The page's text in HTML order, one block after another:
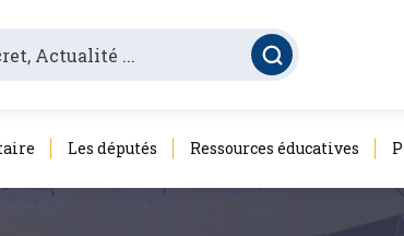
Les députés Ressources éducatives